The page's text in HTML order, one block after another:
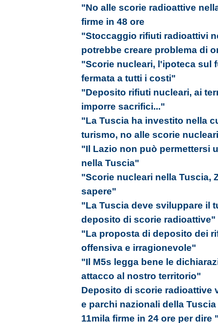
"No alle scorie radioattive
firme in 48 ore
"Stoccaggio rifiuti radioattivi
potrebbe creare problema di
"Scorie nucleari, l'ipoteca sul
fermata a tutti i costi"
"Deposito rifiuti nucleari, ai
imporre sacrifici..."
"La Tuscia ha investito nella
turismo, no alle scorie
"Il Lazio non può permettersi
nella Tuscia"
"Scorie nucleari nella Tuscia,
sapere"
"La Tuscia deve sviluppare il
deposito di scorie radioattive"
"La proposta di deposito dei
offensiva e irragionevole"
"Il M5s legga bene le
attacco al nostro territorio"
Deposito di scorie radioattive
e parchi nazionali della Tuscia
11mila firme in 24 ore per